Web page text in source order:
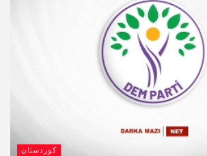
کوردستان